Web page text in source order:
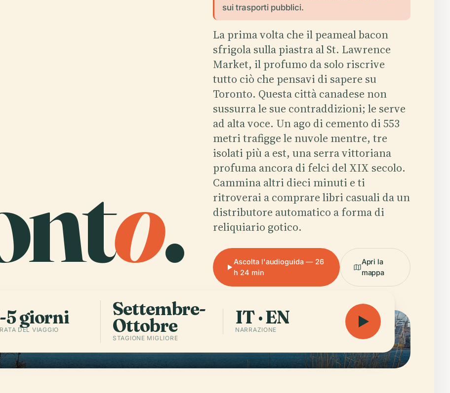
o.
sui trasporti pubblici.
La prima volta che il peameal bacon
sfrigola sulla piastra al St. Lawrence
Market, il profumo da solo riscrive
tutto ciò che pensavi di sapere su
Toronto. Questa città canadese non
sussurra le sue contraddizioni; le serve
ad alta voce. Un ago di cemento di 553
metri trafigge le nuvole mentre, tre
isolati più a est, una serra vittoriana
profuma ancora di felci del XIX secolo.
Cammina altri dieci minuti e ti
ritroverai a comprare libri casuali da un
distributore automatico a forma di
reliquiario gotico.
Ascolta l'audioguida — 26
h 24 min
Apri la
mappa
5 giorni
DEL VIAGGIO
Settembre-
Ottobre
STAGIONE MIGLIORE
IT · EN
NARRAZIONE